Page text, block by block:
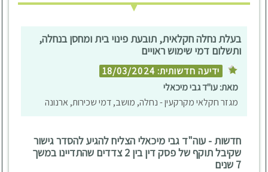
בעלת נחלה חקלאית, תובעת פינוי בית ומחסן בנחלה,
ותשלום דמי שימוש ראויים
ידיעה חדשותית: 18/03/2024
מאת: עו"ד גבי מיכאלי
מגזר חקלאי מקרקעין - נחלה, מושב, דמי שכירות, ארנונה
חדשות - עוה"ד גבי מיכאלי הצליח להגיע להסדר גישור
שקיבל תוקף של פסק דין בין 2 צדדים שהתדיינו במשך
7 שנים